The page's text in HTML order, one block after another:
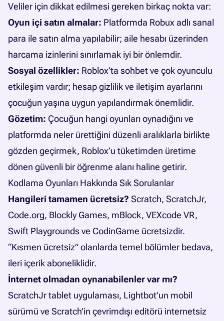
Veliler için dikkat edilmesi gereken birkaç nokta var:
Oyun içi satın almalar: Platformda Robux adlı sanal
para ile satın alma yapılabilir; aile hesabı üzerinden
harcama izinlerini sınırlamak iyi bir önlemdir.
Sosyal özellikler: Roblox’ta sohbet ve çok oyunculu
etkileşim vardır; hesap gizlilik ve iletişim ayarlarını
çocuğun yaşına uygun yapılandırmak önemlidir.
Gözetim: Çocuğun hangi oyunları oynadığını ve
platformda neler ürettiğini düzenli aralıklarla birlikte
gözden geçirmek, Roblox’u tüketimden üretime
dönen güvenli bir öğrenme alanı haline getirir.
Kodlama Oyunları Hakkında Sık Sorulanlar
Hangileri tamamen ücretsiz? Scratch, ScratchJr,
Code.org, Blockly Games, mBlock, VEXcode VR,
Swift Playgrounds ve CodinGame ücretsizdir.
“Kısmen ücretsiz” olanlarda temel bölümler bedava,
ileri içerik aboneliklidir.
İnternet olmadan oynanabilenler var mı?
ScratchJr tablet uygulaması, Lightbot’un mobil
sürümü ve Scratch’in çevrimdışı editörü internetsiz